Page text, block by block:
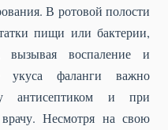
В ротовой полости
пищи или бактерии,
воспаление и
укуса фаланги важно
антисептиком и при
врачу. Несмотря на свою